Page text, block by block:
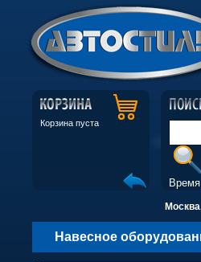
Корзина пуста
Навесное